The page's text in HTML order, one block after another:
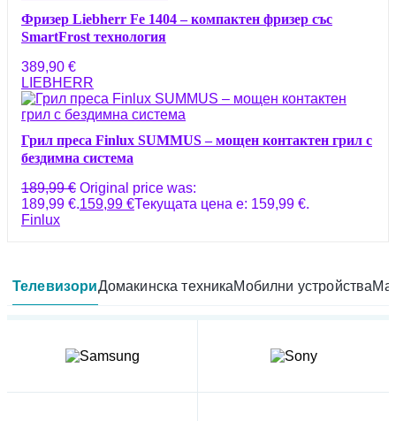
Фризер Liebherr Fe 1404 – компактен фризер със
SmartFrost технология
389,90 €
LIEBHERR
Грил преса Finlux SUMMUS – мощен контактен грил с
бездимна система
189,99€ Original price was:
189,99 €.159,99 €Текущата цена е: 159,99 €.
Finlux
ТелевизориДомакинска техникаМобилни устройства